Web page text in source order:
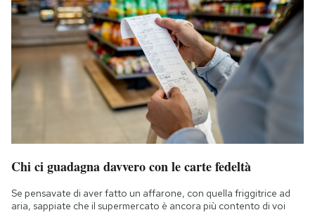
Chi ci guadagna davvero con le carte fedeltà
Se pensavate di aver fatto un affarone, con quella friggitrice ad
aria, sappiate che il supermercato è ancora più contento di voi